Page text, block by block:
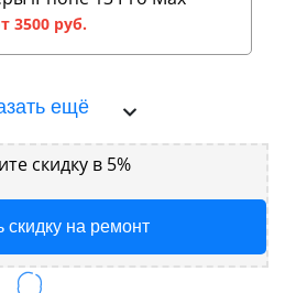
3500 руб.
ещё
скидку в 5%
скидку на ремонт